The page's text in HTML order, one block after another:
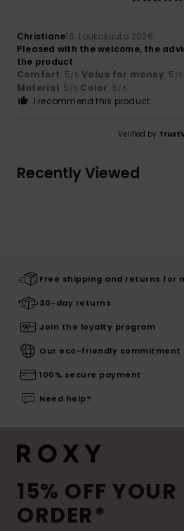
Christiane19. toukokuuta 2026
Pleased with the welcome, the
the product
Comfort: 5/5 Value for money: 5 /5
Material: 5 /5 Color: 5/5
I recommend this product
Verified by
Recently Viewed
Free shipping and returns for
30-day returns
Join the loyalty program
Our eco-friendly commitment
100% secure payment
Need help?
15% OFF YOUR
ORDER*